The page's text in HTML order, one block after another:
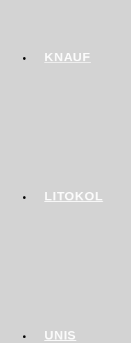
KNAUF
LITOKOL
UNIS